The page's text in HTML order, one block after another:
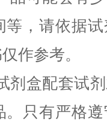
等，请依据
作参考。
剂盒配套试
。只有严格